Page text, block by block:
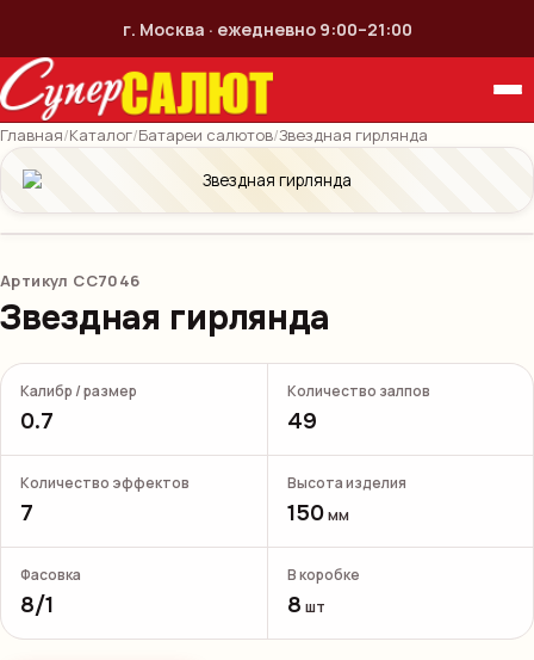
г. Москва · ежедневно 9:00–21:00
Главная/Каталог/Батареи салютов/Звездная гирлянда
Артикул СС7046
Звездная гирлянда
Калибр / размер
0.7
Количество залпов
49
Количество эффектов
7
Высота изделия
150мм
Фасовка
8/1
В коробке
8 шт